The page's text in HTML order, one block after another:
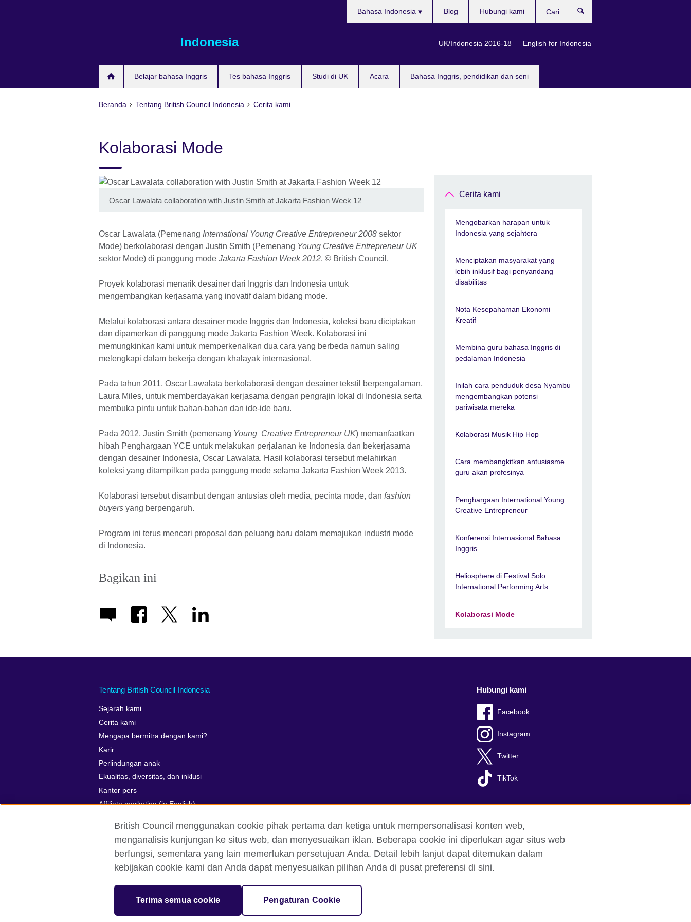
Indonesia
Belajar bahasa Inggris Tes bahasa Inggris Studi di UK Acara Bahasa Inggris, pendidikan dan seni
Bahasa Indonesia
UK/Indonesia 2016-18 English for Indonesia
Blog Hubungi kami
Beranda Tentang British Council Indonesia Cerita kami
Kolaborasi Mode
Oscar Lawalata collaboration with Justin Smith at Jakarta Fashion Week 12
Oscar Lawalata (Pemenang International Young Creative Entrepreneur 2008 sektor
Mode) berkolaborasi dengan Justin Smith (Pemenang Young Creative Entrepreneur UK
sektor Mode) di panggung mode Jakarta Fashion Week 2012. © British Council.
Proyek kolaborasi menarik desainer dari Inggris dan Indonesia untuk
mengembangkan kerjasama yang inovatif dalam bidang mode.
Melalui kolaborasi antara desainer mode Inggris dan Indonesia, koleksi baru diciptakan
dan dipamerkan di panggung mode Jakarta Fashion Week. Kolaborasi ini
memungkinkan kami untuk memperkenalkan dua cara yang berbeda namun saling
melengkapi dalam bekerja dengan khalayak internasional.
Pada tahun 2011, Oscar Lawalata berkolaborasi dengan desainer tekstil berpengalaman,
Laura Miles, untuk memberdayakan kerjasama dengan pengrajin lokal di Indonesia serta
membuka pintu untuk bahan-bahan dan ide-ide baru.
Pada 2012, Justin Smith (pemenang Young Creative Entrepreneur UK) memanfaatkan
hibah Penghargaan YCE untuk melakukan perjalanan ke Indonesia dan bekerjasama
dengan desainer Indonesia, Oscar Lawalata. Hasil kolaborasi tersebut melahirkan
koleksi yang ditampilkan pada panggung mode selama Jakarta Fashion Week 2013.
Kolaborasi tersebut disambut dengan antusias oleh media, pecinta mode, dan fashion
buyers yang berpengaruh.
Program ini terus mencari proposal dan peluang baru dalam memajukan industri mode
di Indonesia.
Bagikan ini
Cerita kami
Mengobarkan harapan untuk
Indonesia yang sejahtera
Menciptakan masyarakat yang
lebih inklusif bagi penyandang
disabilitas
Nota Kesepahaman Ekonomi
Kreatif
Membina guru bahasa Inggris di
pedalaman Indonesia
Inilah cara penduduk desa Nyambu
mengembangkan potensi
pariwisata mereka
Kolaborasi Musik Hip Hop
Cara membangkitkan antusiasme
guru akan profesinya
Penghargaan International Young
Creative Entrepreneur
Konferensi Internasional Bahasa
Inggris
Heliosphere di Festival Solo
International Performing Arts
Kolaborasi Mode
Tentang British Council Indonesia
Sejarah kami
Cerita kami
Mengapa bermitra dengan kami?
Karir
Perlindungan anak
Ekualitas, diversitas, dan inklusi
Kantor pers
Affiliate marketing (in English)
Hubungi kami
Facebook
Instagram
Twitter
TikTok
British Council global Kerahasiaan dan Ketentuan Pemakaian Cookie Peta situs
SC037733 (Scotland)
British Council menggunakan cookie pihak pertama dan ketiga untuk mempersonalisasi konten web,
menganalisis kunjungan ke situs web, dan menyesuaikan iklan. Beberapa cookie ini diperlukan agar situs web
berfungsi, sementara yang lain memerlukan persetujuan Anda. Detail lebih lanjut dapat ditemukan dalam
kebijakan cookie kami dan Anda dapat menyesuaikan pilihan Anda di pusat preferensi di sini.
Terima semua cookie Pengaturan Cookie